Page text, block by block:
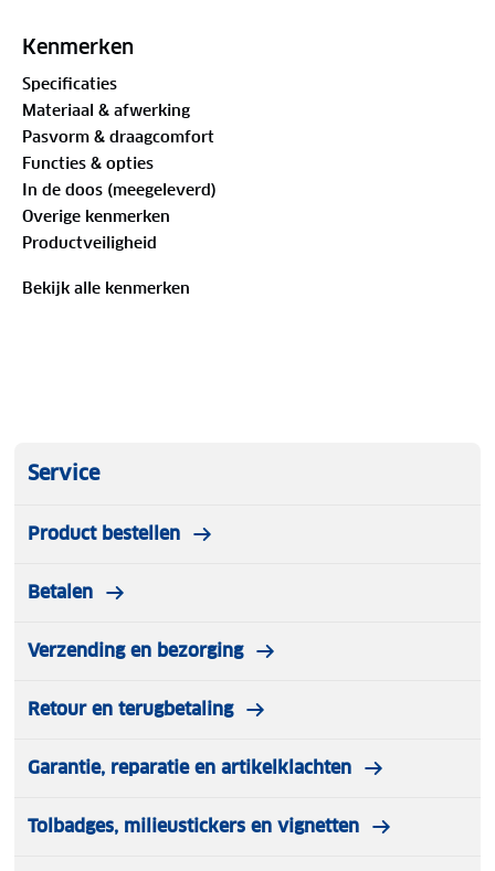
optimale combinatie van functionaliteit en comfort.
Kenmerken
Specificaties
Materiaal & afwerking
Pasvorm & draagcomfort
Functies & opties
In de doos (meegeleverd)
Overige kenmerken
Productveiligheid
Bekijk alle kenmerken
Service
Product bestellen
Betalen
Verzending en bezorging
Retour en terugbetaling
Garantie, reparatie en artikelklachten
Tolbadges, milieustickers en vignetten